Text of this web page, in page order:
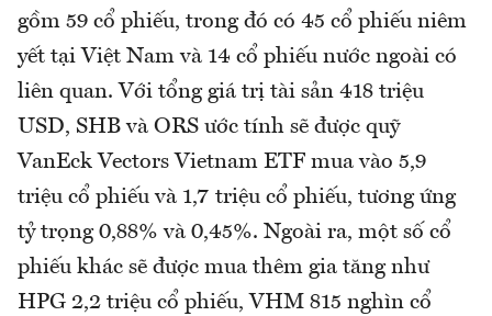
gồm 59 cổ phiếu, trong đó có 45 cổ phiếu niêm
yết tại Việt Nam và 14 cổ phiếu nước ngoài có
liên quan. Với tổng giá trị tài sản 418 triệu
USD, SHB và ORS ước tính sẽ được quỹ
VanEck Vectors Vietnam ETF mua vào 5,9
triệu cổ phiếu và 1,7 triệu cổ phiếu, tương ứng
tỷ trọng 0,88% và 0,45%. Ngoài ra, một số cổ
phiếu khác sẽ được mua thêm gia tăng như
HPG 2,2 triệu cổ phiếu, VHM 815 nghìn cổ